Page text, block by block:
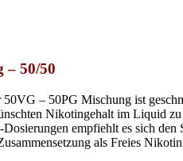
– 50/50
– 50PG Mischung ist
Nikotingehalt im Liquid
empfiehlt es sich
als Freies